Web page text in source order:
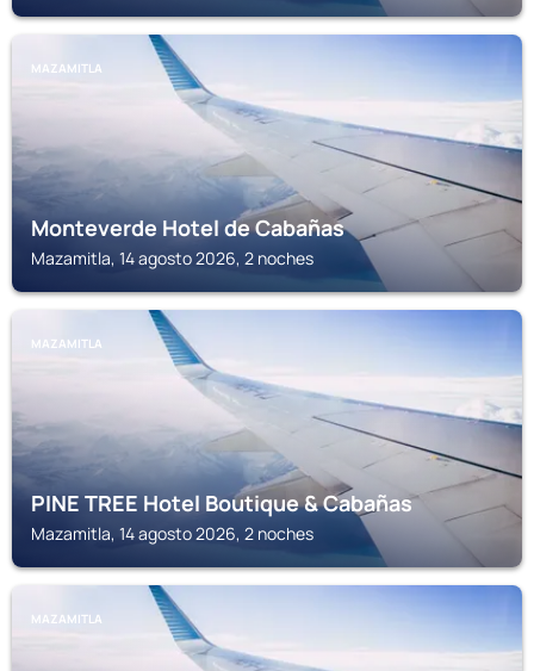
MAZAMITLA
Monteverde Hotel de Cabañas
Mazamitla, 14 agosto 2026, 2 noches
MAZAMITLA
PINE TREE Hotel Boutique & Cabañas
Mazamitla, 14 agosto 2026, 2 noches
MAZAMITLA